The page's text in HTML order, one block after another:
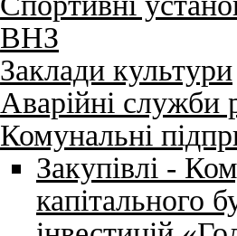
ВНЗ
Заклади культури
Аварійні служби
Комунальні
Закупівлі -
капітального